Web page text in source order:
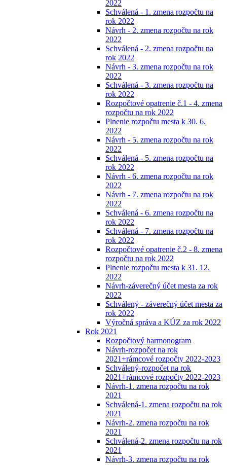
2022
Schválená - 1. zmena rozpočtu na
rok 2022
Návrh - 2. zmena rozpočtu na rok
2022
Schválená - 2. zmena rozpočtu na
rok 2022
Návrh - 3. zmena rozpočtu na rok
2022
Schválená - 3. zmena rozpočtu na
rok 2022
Rozpočtové opatrenie č.1 - 4. zmena
rozpočtu na rok 2022
Plnenie rozpočtu mesta k 30. 6.
2022
Návrh - 5. zmena rozpočtu na rok
2022
Schválená - 5. zmena rozpočtu na
rok 2022
Návrh - 6. zmena rozpočtu na rok
2022
Návrh - 7. zmena rozpočtu na rok
2022
Schválená - 6. zmena rozpočtu na
rok 2022
Schválená - 7. zmena rozpočtu na
rok 2022
Rozpočtové opatrenie č.2 - 8. zmena
rozpočtu na rok 2022
Plnenie rozpočtu mesta k 31. 12.
2022
Návrh-záverečný účet mesta za rok
2022
Schválený - záverečný účet mesta za
rok 2022
Výročná správa a KÚZ za rok 2022
Rok 2021
Rozpočtový harmonogram
Návrh-rozpočet na rok
2021+rámcové rozpočty 2022-2023
Schválený-rozpočet na rok
2021+rámcové rozpočty 2022-2023
Návrh-1. zmena rozpočtu na rok
2021
Schválená-1. zmena rozpočtu na rok
2021
Návrh-2. zmena rozpočtu na rok
2021
Schválená-2. zmena rozpočtu na rok
2021
Návrh-3. zmena rozpočtu na rok